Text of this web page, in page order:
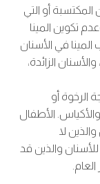
أو التي
تكوين المينا
في الأسنان
الزائدة،
الرخوة أو
والأكياس. الأطفال
لا
والذين قد
العام.